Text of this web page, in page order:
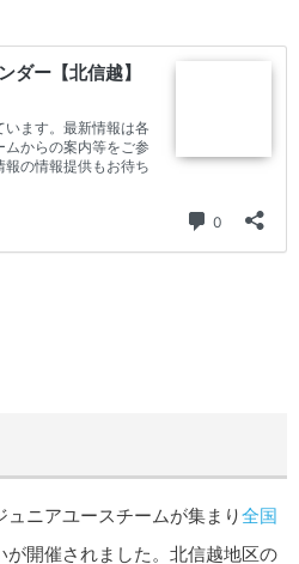
ニアユースチームが集まり全国
が開催されました。北信越地区の